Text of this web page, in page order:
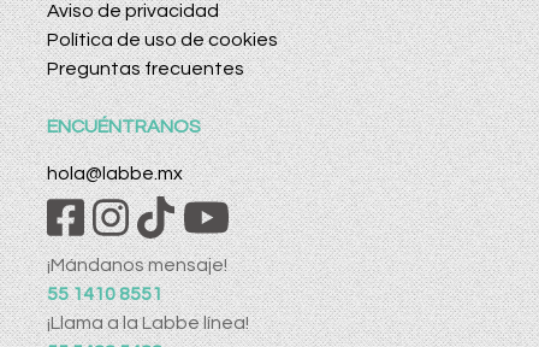
Aviso de privacidad
Política de uso de cookies
Preguntas frecuentes
ENCUÉNTRANOS
hola@labbe.mx
¡Mándanos mensaje!
55 1410 8551
¡Llama a la Labbe línea!